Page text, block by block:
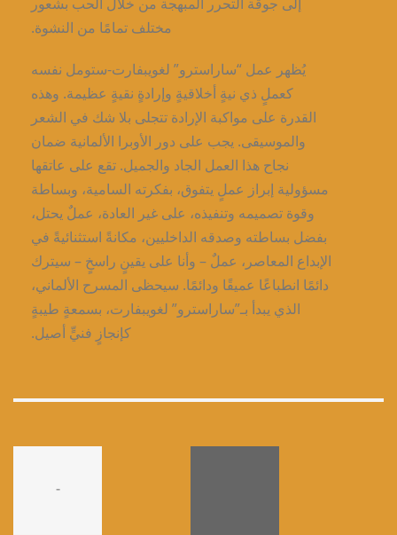
إلى جوقة التحرر المبهجة من خلال الحب بشعور
مختلف تمامًا من النشوة.
يُظهر عمل “ساراسترو” لغويبفارت-ستومل نفسه
كعملٍ ذي نيةٍ أخلاقيةٍ وإرادةٍ نقيةٍ عظيمة. وهذه
القدرة على مواكبة الإرادة تتجلى بلا شك في الشعر
والموسيقى. يجب على دور الأوبرا الألمانية ضمان
نجاح هذا العمل الجاد والجميل. تقع على عاتقها
مسؤولية إبراز عملٍ يتفوق، بفكرته السامية، وبساطة
وقوة تصميمه وتنفيذه، على غير العادة، عملٌ يحتل،
بفضل بساطته وصدقه الداخليين، مكانةً استثنائيةً في
الإبداع المعاصر، عملٌ – وأنا على يقينٍ راسخٍ – سيترك
دائمًا انطباعًا عميقًا ودائمًا. سيحظى المسرح الألماني،
الذي يبدأ بـ”ساراسترو” لغويبفارت، بسمعةٍ طيبةٍ
كإنجازٍ فنيٍّ أصيل.
-